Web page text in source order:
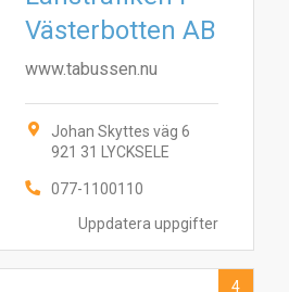
Uppdatera uppgifter
Västerbotten AB
www.tabussen.nu
Johan Skyttes väg 6
921 31 LYCKSELE
077-1100110
4